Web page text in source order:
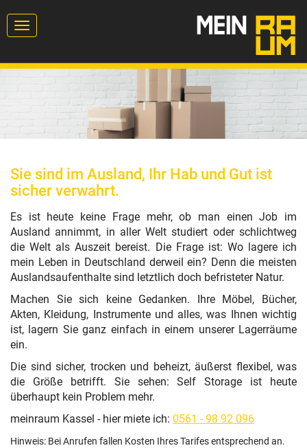
Toggle
Sie sind im Ausland, Ihr Hab und Gut ist
sicher verwahrt.
Es ist heute keine Frage mehr, ob man einen Job im
Ausland annimmt, in aller Welt studiert oder schlichtweg
die Welt als Auszeit bereist. Die Frage ist: Wo lagere ich
mein Leben in Deutschland derweil ein? Denn die meisten
Auslandsaufenthalte sind letztlich doch befristeter Natur.
Machen Sie sich keine Gedanken. Ihre Möbel, Bücher,
Akten, Kleidung, Instrumente und alles, was Ihnen wichtig
ist, lagern Sie ganz einfach in einem unserer Lagerräume
ein.
Die sind sicher, trocken und beheizt, äußerst flexibel, was
die Größe betrifft. Sie sehen: Self Storage ist heute
überhaupt kein Problem mehr.
meinraum Kassel - hier miete ich: 0561 - 98 92 096
Hinweis: Bei Anrufen fallen Kosten Ihres Tarifes entsprechend an.